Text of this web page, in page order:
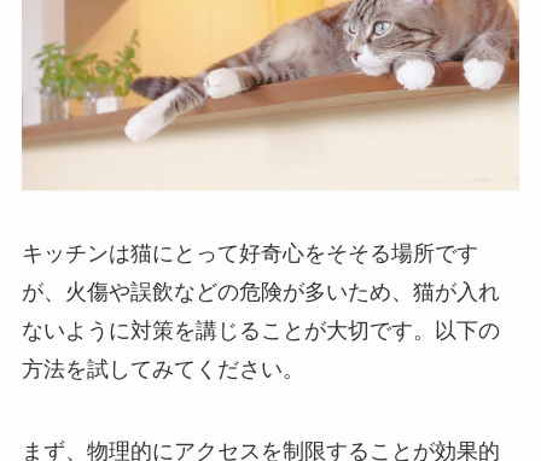
キッチンは猫にとって好奇心をそそる場所です
が、火傷や誤飲などの危険が多いため、猫が入れ
ないように対策を講じることが大切です。以下の
方法を試してみてください。
まず、物理的にアクセスを制限することが効果的